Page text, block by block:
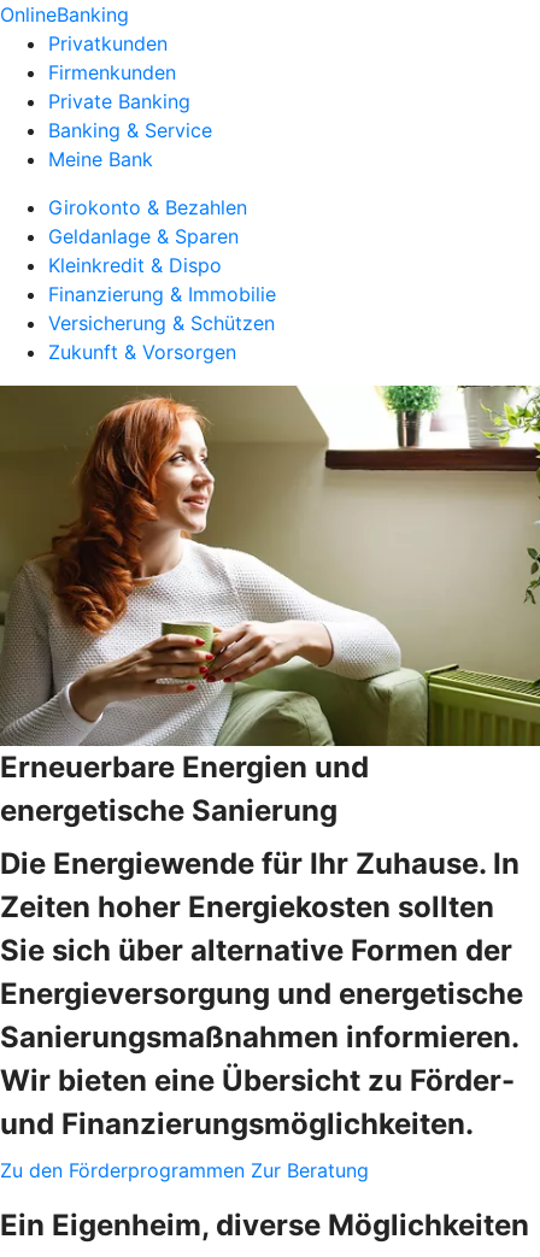
OnlineBanking
Privatkunden
Firmenkunden
Private Banking
Banking & Service
Meine Bank
Girokonto & Bezahlen
Geldanlage & Sparen
Kleinkredit & Dispo
Finanzierung & Immobilie
Versicherung & Schützen
Zukunft & Vorsorgen
Erneuerbare Energien und
energetische Sanierung
Die Energiewende für Ihr Zuhause. In
Zeiten hoher Energiekosten sollten
Sie sich über alternative Formen der
Energieversorgung und energetische
Sanierungsmaßnahmen informieren.
Wir bieten eine Übersicht zu Förder-
und Finanzierungsmöglichkeiten.
Zu den Förderprogrammen Zur Beratung
Ein Eigenheim, diverse Möglichkeiten